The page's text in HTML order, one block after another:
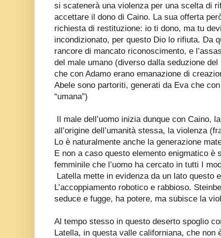
si scatenerà una violenza per una scelta di
accettare il dono di Caino. La sua offerta
richiesta di restituzione: io ti dono, ma tu
incondizionato, per questo Dio lo rifiuta. Da
rancore di mancato riconoscimento, e
del male umano (diverso dalla seduzione
che con Adamo erano emanazione di
Abele sono partoriti, generati da Eva che
“umana”)
Il male dell’uomo inizia dunque con Caino,
all’origine dell’umanità stessa, la violenza
Lo è naturalmente anche la generazione
E non a caso questo elemento enigmatico è
femminile che l’uomo ha cercato in tutti I
Latella mette in evidenza da un lato questo
L’accoppiamento robotico e rabbioso.
seduce e fugge, ha potere, ma subisce la
Al tempo stesso in questo deserto spoglio
Latella, in questa valle californiana, che non